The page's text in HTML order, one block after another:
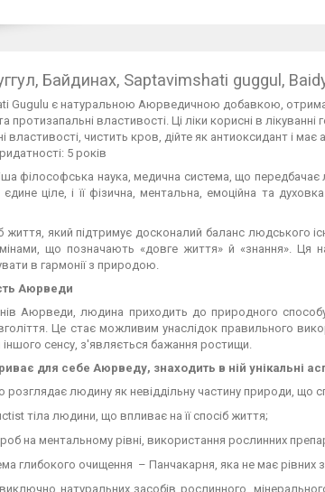
Байдинах, Saptavimshati guggul,
Gugulu є натуральною Аюрведичною добавкою,
протизапальні властивості. Ці ліки корисні в
властивості, чистить кров, дійте як антиоксидант і
5 років
філософська наука, медична система, що
ціле, і її фізична, ментальна, емоційна та
який підтримує досконалий баланс людського
що позначають «довге життя» й «знання». Ця
в гармонії з природою.
Аюрведи
Аюрведи, людина приходить до природного
Це стає можливим унаслідок правильного
іншого сенсу, з'являється бажання ростищи.
для себе Аюрведу, знаходить в ній унікальні
розглядає людину як невіддільну частину природи, що
тіла людини, що впливає на її спосіб життя;
на ментальному рівні, використання рослинних
глибокого очищення – Панчакарня, яка не має рівних
натуральних засобів рослинного,